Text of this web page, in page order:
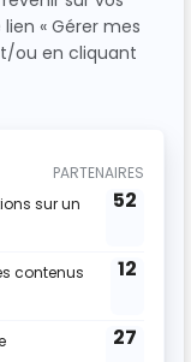
mettre à votre
Toutefois, nous
En
affecté par
nous ne
transmission que
des opérations
modification du
nos fournisseurs.
cas
du Site.